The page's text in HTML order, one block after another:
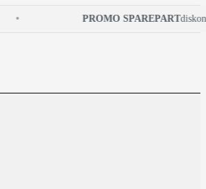
PROMO SPAREPARTdiskon